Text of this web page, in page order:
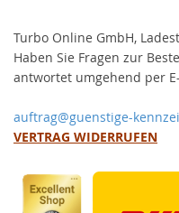
Turbo Online GmbH,
Haben Sie Fragen zur
antwortet umgehend per
auftrag@guenstige-
VERTRAG WIDERRUFEN